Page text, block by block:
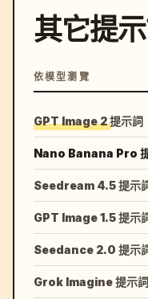
其它提
依模型瀏覽
GPT Image 2 提示詞
Nano Banana Pro
Seedream 4.5 提示
GPT Image 1.5 提示
Seedance 2.0 提示
Grok Imagine 提示詞